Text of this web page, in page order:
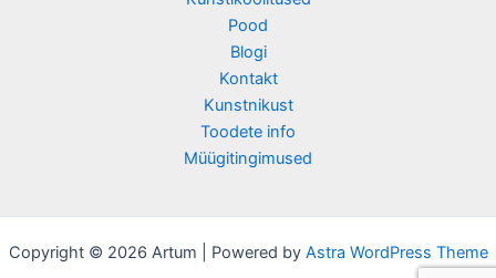
Pood
Blogi
Kontakt
Kunstnikust
Toodete info
Müügitingimused
Copyright © 2026 Artum | Powered by Astra WordPress Theme